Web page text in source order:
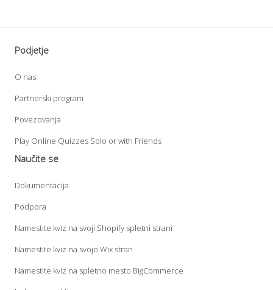
Podjetje
O nas
Partnerski program
Povezovanja
Play Online Quizzes Solo or with Friends
Naučite se
Dokumentacija
Podpora
Namestite kviz na svoji Shopify spletni strani
Namestite kviz na svojo Wix stran
Namestite kviz na spletno mesto BigCommerce